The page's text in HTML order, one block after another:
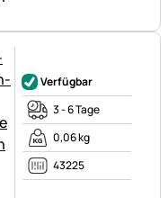
Verfügbar
3 - 6 Tage
0,06 kg
43225